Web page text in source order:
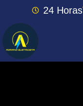
24 Horas